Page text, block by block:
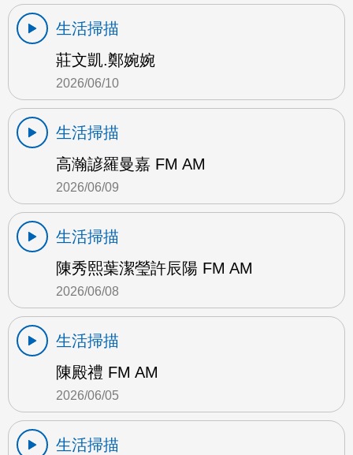
生活掃描
莊文凱.鄭婉婉
2026/06/10
生活掃描
高瀚諺羅曼嘉 FM AM
2026/06/09
生活掃描
陳秀熙葉潔瑩許辰陽 FM AM
2026/06/08
生活掃描
陳殿禮 FM AM
2026/06/05
生活掃描